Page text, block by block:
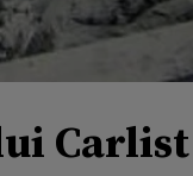
Carlist